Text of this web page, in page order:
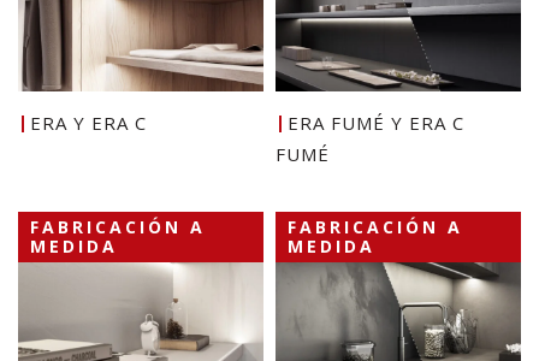
ERA Y ERA C
ERA FUMÉ Y ERA C
FUMÉ
FABRICACIÓN A
MEDIDA
FABRICACIÓN A
MEDIDA